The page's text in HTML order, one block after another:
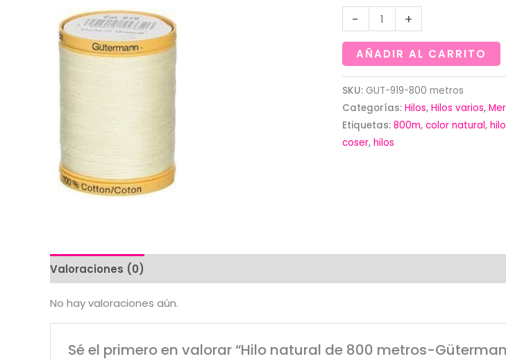
-
Hilo
natural
metros-
Gütermann
cantidad
+
AÑADIR AL CARRITO
SKU: GUT-919-800 metros
Categorías: Hilos, Hilos varios,
Etiquetas: 800m, color natural,
coser, hilos
Valoraciones (0)
No hay valoraciones aún.
Sé el primero en valorar “Hilo natural de 800 metros-